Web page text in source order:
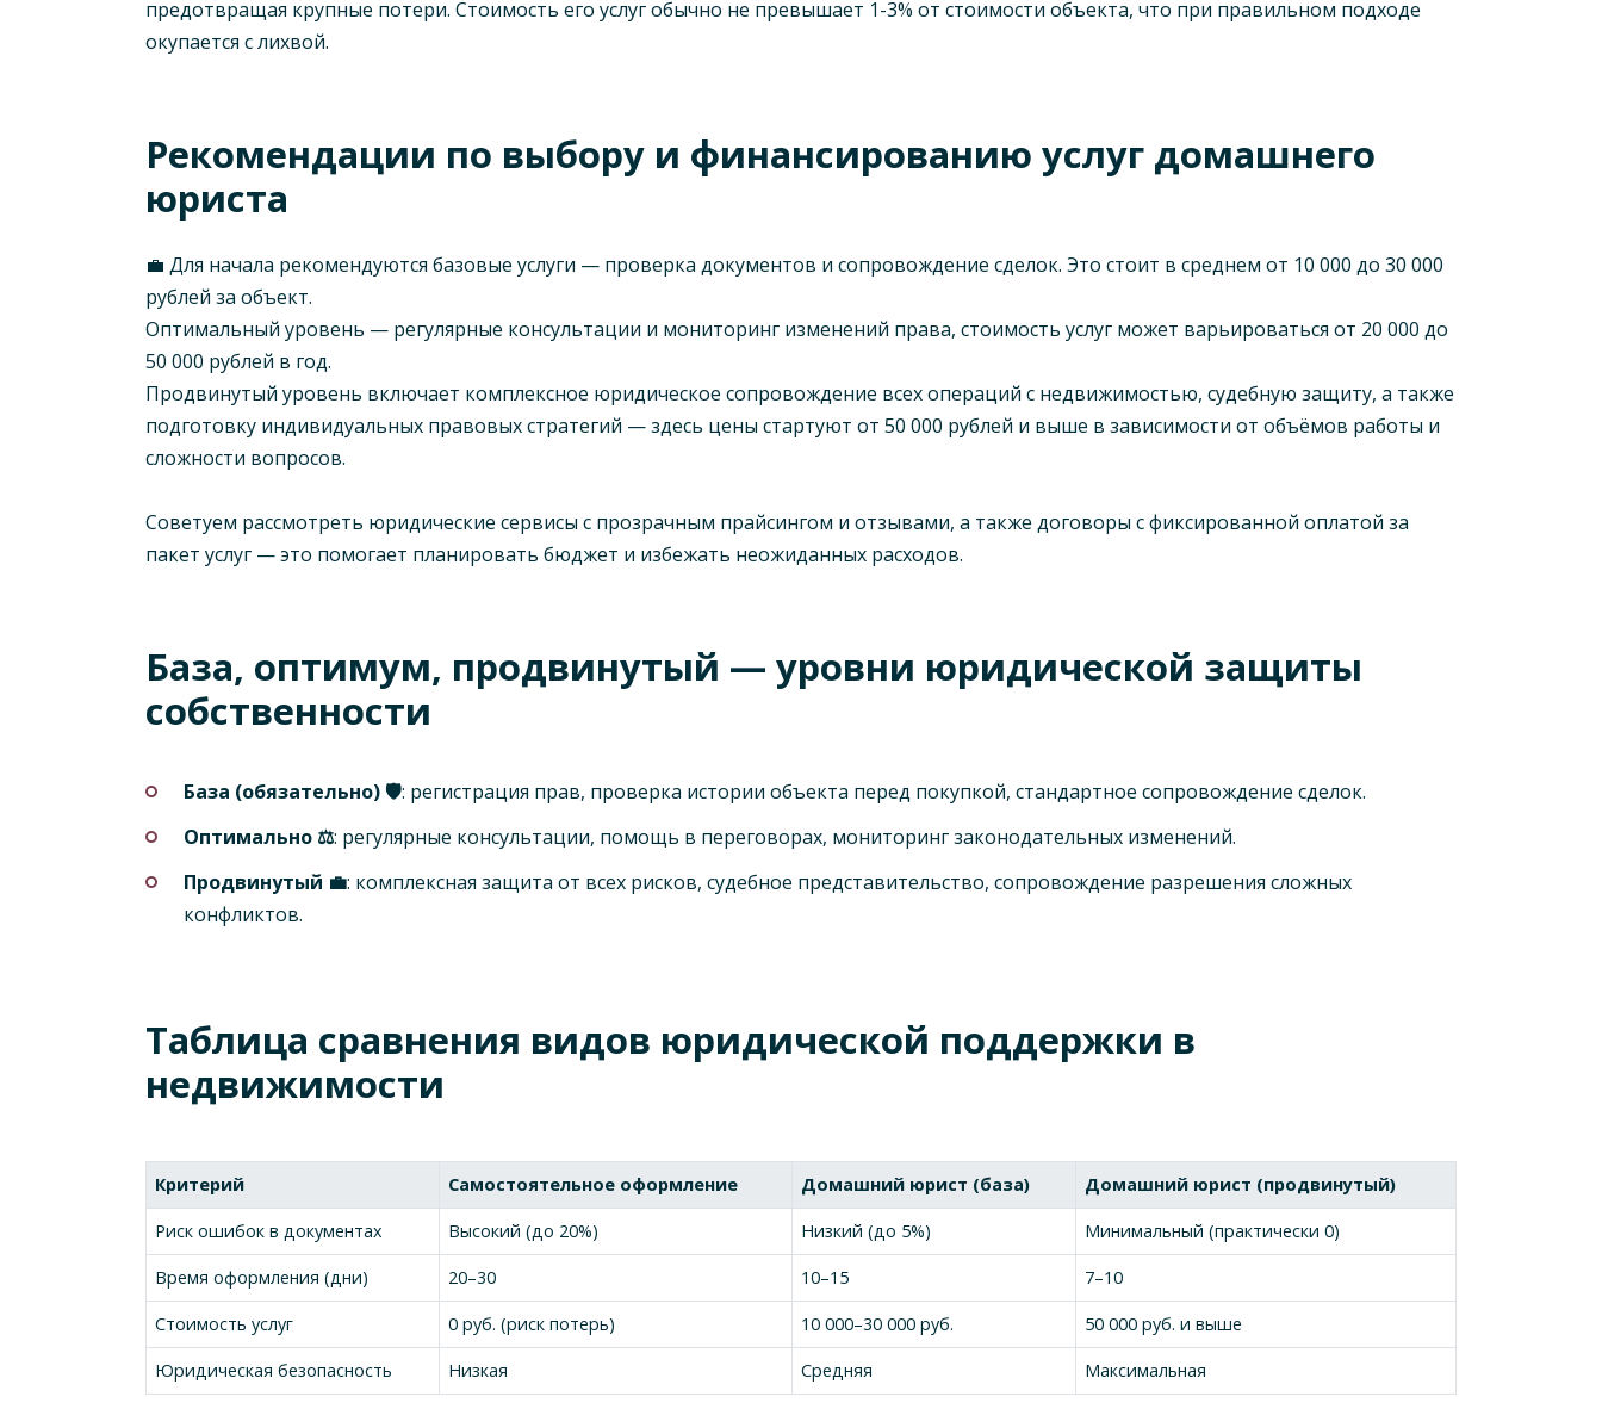
предотвращая крупные потери. Стоимость его услуг обычно не превышает 1-3% от стоимости объекта, что при правильном подходе
окупается с лихвой.
Рекомендации по выбору и финансированию услуг домашнего
юриста
💼 Для начала рекомендуются базовые услуги — проверка документов и сопровождение сделок. Это стоит в среднем от 10 000 до 30 000
рублей за объект.
Оптимальный уровень — регулярные консультации и мониторинг изменений права, стоимость услуг может варьироваться от 20 000 до
50 000 рублей в год.
Продвинутый уровень включает комплексное юридическое сопровождение всех операций с недвижимостью, судебную защиту, а также
подготовку индивидуальных правовых стратегий — здесь цены стартуют от 50 000 рублей и выше в зависимости от объёмов работы и
сложности вопросов.
Советуем рассмотреть юридические сервисы с прозрачным прайсингом и отзывами, а также договоры с фиксированной оплатой за
пакет услуг — это помогает планировать бюджет и избежать неожиданных расходов.
База, оптимум, продвинутый — уровни юридической защиты
собственности
База (обязательно) 🛡️: регистрация прав, проверка истории объекта перед покупкой, стандартное сопровождение сделок.
Оптимально ⚖️: регулярные консультации, помощь в переговорах, мониторинг законодательных изменений.
Продвинутый 💼: комплексная защита от всех рисков, судебное представительство, сопровождение разрешения сложных
конфликтов.
Таблица сравнения видов юридической поддержки в
недвижимости
Критерий Самостоятельное оформление Домашний юрист (база) Домашний юрист (продвинутый)
Риск ошибок в документах Высокий (до 20%) Низкий (до 5%) Минимальный (практически 0)
Время оформления (дни) 20–30 10–15 7–10
Стоимость услуг 0 руб. (риск потерь) 10 000–30 000 руб. 50 000 руб. и выше
Юридическая безопасность Низкая Средняя Максимальная